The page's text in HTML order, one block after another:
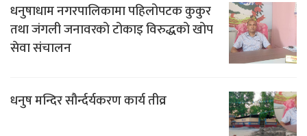
धनुषाधाम नगरपालिकामा पहिलोपटक कुकुर
तथा जंगली जनावरको टोकाइ विरुद्धको खोप
सेवा संचालन
धनुष मन्दिर सौर्न्दर्यकरण कार्य तीव्र